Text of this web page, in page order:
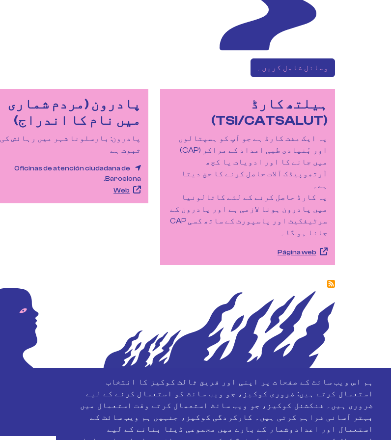
وسائل شامل کریں۔
ہیلتھ کارڈ
(TSI/CATSALUT)
یہ ایک مفت کارڈ ہے جو آپ کو ہسپتالوں
اور بُنیادی طبی امداد کے مراکز (CAP)
میں جانے کا اور ادویات یا کچھ
آرتھوپیڈک آلات حاصل کرنے کا حق دیتا
ہے۔
یہ کارڈ حاصل کرنے کے لئے کاتالونیا
میں پادرون ہونا لازمی ہے اور پادرون کے
سرٹیفکیٹ اور پاسپورٹ کے ساتھ کسی CAP
جانا ہو گا۔
Página web
پادرون (مردم شماری
میں نام کا اندراج)
پادرون: بارسلونا شہر میں رہائش کی
ثبوت ہے
Oficinas de atención ciudadana de
Barcelona.
Web
معاون ادارے
ہم اس ویب سائٹ کے صفحات پر اپنی اور فریق ثالث کوکیز کا انتخاب
استعمال کرتے ہیں: ضروری کوکیز، جو ویب سائٹ کو استعمال کرنے کے لیے
ضروری ہیں۔ فنکشنل کوکیز، جو ویب سائٹ استعمال کرتے وقت استعمال میں
بہتر آسانی فراہم کرتی ہیں۔ کارکردگی کوکیز، جنہیں ہم ویب سائٹ کے
استعمال اور اعدادوشمار کے بارے میں مجموعی ڈیٹا بنانے کے لیے